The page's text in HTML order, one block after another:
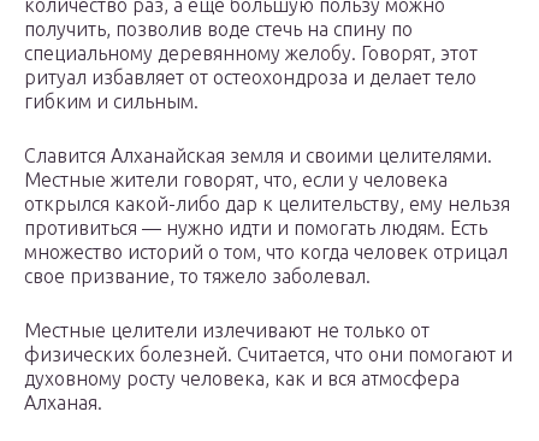
количество раз, а еще большую пользу можно
получить, позволив воде стечь на спину по
специальному деревянному желобу. Говорят, этот
ритуал избавляет от остеохондроза и делает тело
гибким и сильным.
Славится Алханайская земля и своими целителями.
Местные жители говорят, что, если у человека
открылся какой-либо дар к целительству, ему нельзя
противиться — нужно идти и помогать людям. Есть
множество историй о том, что когда человек отрицал
свое призвание, то тяжело заболевал.
Местные целители излечивают не только от
физических болезней. Считается, что они помогают и
духовному росту человека, как и вся атмосфера
Алханая.